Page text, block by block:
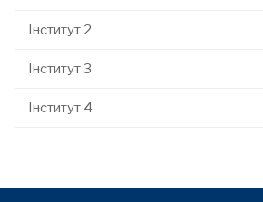
Інститут 2
Інститут 3
Інститут 4